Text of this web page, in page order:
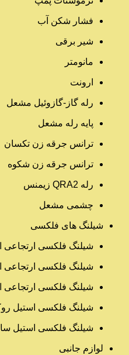
فشار شکن آب
شیر برقی
مانومتر
ارونت
رله گاز-گازوئیل مشعل
پایه رله مشعل
ترانس جرقه زن تکسان
ترانس جرقه زن شکوه
رله QRA2 زیمنس
چشمی مشعل
شیلنگ های فلکسی
شیلنگ فلکسی ارتجاعی
شیلنگ فلکسی ارتجاعی
شیلنگ فلکسی ارتجاعی
شیلنگ فلکسی استیل
شیلنگ فلکسی استیل
لوازم جانبی